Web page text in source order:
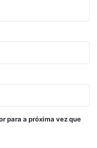
para a próxima vez que